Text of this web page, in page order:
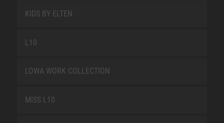
KIDS BY ELTEN
L10
LOWA WORK COLLECTION
MISS L10